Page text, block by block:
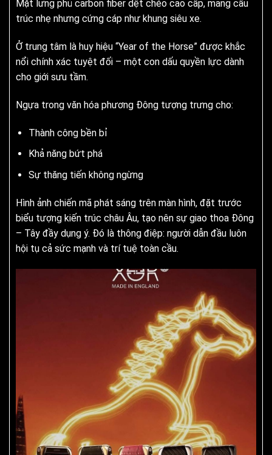
Mặt lưng phủ carbon fiber dệt chéo cao cấp, mang cấu
trúc nhẹ nhưng cứng cáp như khung siêu xe.
Ở trung tâm là huy hiệu “Year of the Horse” được khắc
nổi chính xác tuyệt đối – một con dấu quyền lực dành
cho giới sưu tầm.
Ngựa trong văn hóa phương Đông tượng trưng cho:
Thành công bền bỉ
Khả năng bứt phá
Sự thăng tiến không ngừng
Hình ảnh chiến mã phát sáng trên màn hình, đặt trước
biểu tượng kiến trúc châu Âu, tạo nên sự giao thoa Đông
– Tây đầy dụng ý. Đó là thông điệp: người dẫn đầu luôn
hội tụ cả sức mạnh và trí tuệ toàn cầu.